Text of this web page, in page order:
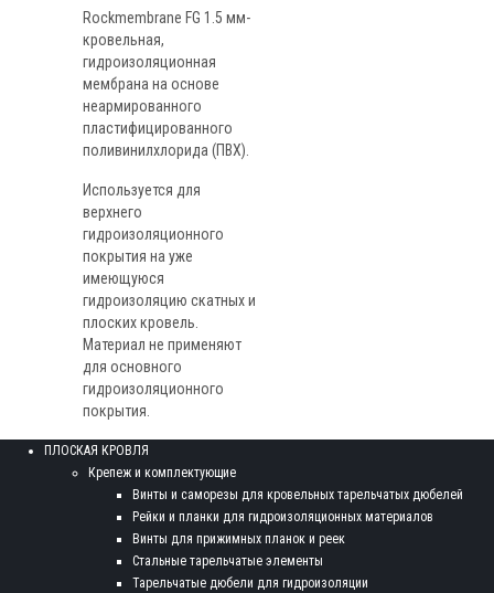
Rockmembrane FG 1.5 мм-
кровельная,
гидроизоляционная
мембрана на основе
неармированного
пластифицированного
поливинилхлорида (ПВХ).
Используется для
верхнего
гидроизоляционного
покрытия на уже
имеющуюся
гидроизоляцию скатных и
плоских кровель.
Материал не применяют
для основного
гидроизоляционного
покрытия.
ПЛОСКАЯ КРОВЛЯ
Крепеж и комплектующие
Винты и саморезы для кровельных тарельчатых дюбелей
Рейки и планки для гидроизоляционных материалов
Винты для прижимных планок и реек
Стальные тарельчатые элементы
Тарельчатые дюбели для гидроизоляции